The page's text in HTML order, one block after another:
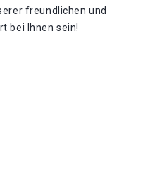
freundlichen und
bei Ihnen sein!